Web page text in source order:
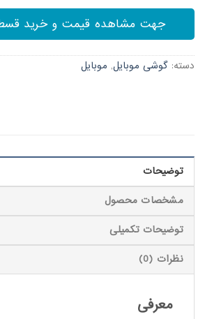
جهت مشاهده قیمت و خرید
دسته: گوشی موبایل, موبایل
توضیحات
مشخصات محصول
توضیحات تکمیلی
نظرات (0)
معرفی